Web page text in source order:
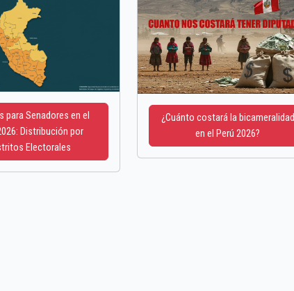
para Senadores en el
Distribución por
Electorales
¿Cuánto costará la bicameralidad
en el Perú 2026?